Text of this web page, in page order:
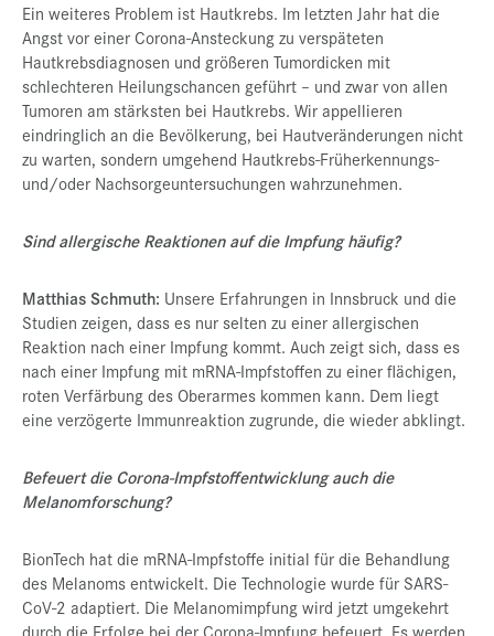
Ein weiteres Problem ist Hautkrebs. Im letzten Jahr hat die
Angst vor einer Corona-Ansteckung zu verspäteten
Hautkrebsdiagnosen und größeren Tumordicken mit
schlechteren Heilungschancen geführt – und zwar von allen
Tumoren am stärksten bei Hautkrebs. Wir appellieren
eindringlich an die Bevölkerung, bei Hautveränderungen nicht
zu warten, sondern umgehend Hautkrebs-Früherkennungs-
und/oder Nachsorgeuntersuchungen wahrzunehmen.
Sind allergische Reaktionen auf die Impfung häufig?
Matthias Schmuth: Unsere Erfahrungen in Innsbruck und die
Studien zeigen, dass es nur selten zu einer allergischen
Reaktion nach einer Impfung kommt. Auch zeigt sich, dass es
nach einer Impfung mit mRNA-Impfstoffen zu einer flächigen,
roten Verfärbung des Oberarmes kommen kann. Dem liegt
eine verzögerte Immunreaktion zugrunde, die wieder abklingt.
Befeuert die Corona-Impfstoffentwicklung auch die
Melanomforschung?
BionTech hat die mRNA-Impfstoffe initial für die Behandlung
des Melanoms entwickelt. Die Technologie wurde für SARS-
CoV-2 adaptiert. Die Melanomimpfung wird jetzt umgekehrt
durch die Erfolge bei der Corona-Impfung befeuert. Es werden